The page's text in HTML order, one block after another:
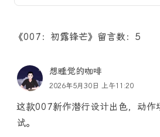
《007：初露锋芒》留言数：5
想睡觉的咖啡
2026年5月30日 上午11:20
这款007新作潜行设计出色，动作
试。